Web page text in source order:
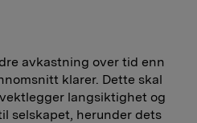
avkastning over tid enn
klarer. Dette skal
langsiktighet og
selskapet, herunder dets